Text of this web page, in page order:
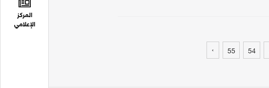
المركز
الإعلامي
54
55
›